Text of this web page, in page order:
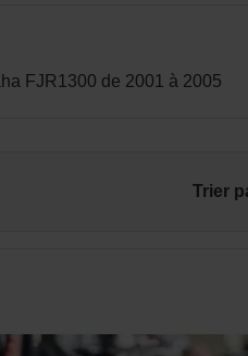
FJR1300 de 2001 à 2005
Trier
APERÇU RAPIDE